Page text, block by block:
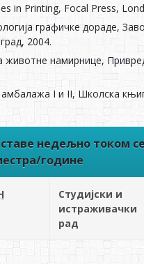
in Printing, Focal Press,
графичке дораде,
2004.
намирнице,
I и II, Школска
недељно током
године
Студијски и
истраживачки
рад